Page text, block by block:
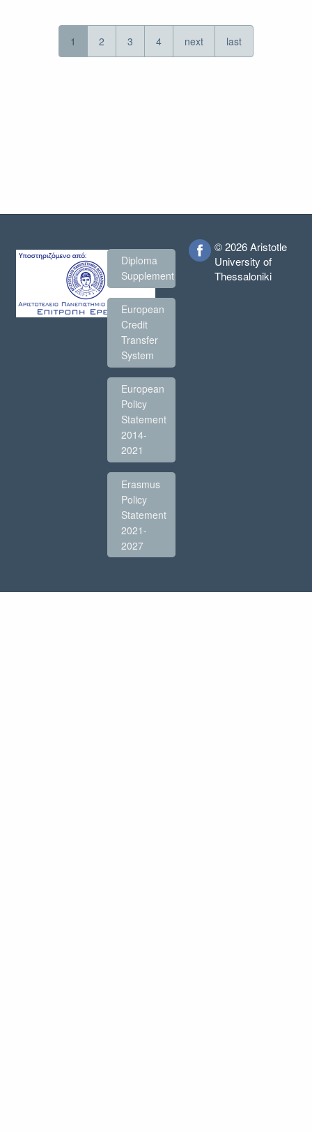
Erasmus+
International
(KA171)
1 2 3 4 next last
Diploma
Supplement
European
Credit
Transfer
System
European
Policy
Statement
2014-
2021
Erasmus
Policy
Statement
2021-
2027
© 2026 Aristotle
University of
Thessaloniki